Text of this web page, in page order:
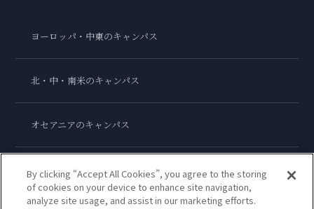
ヨーロッパ・中東のキャンパス
北・中・南米のキャンパス
オセアニアのキャンパス
アジアのキャンパス
By clicking “Accept All Cookies”, you agree to the storing
of cookies on your device to enhance site navigation,
analyze site usage, and assist in our marketing efforts.